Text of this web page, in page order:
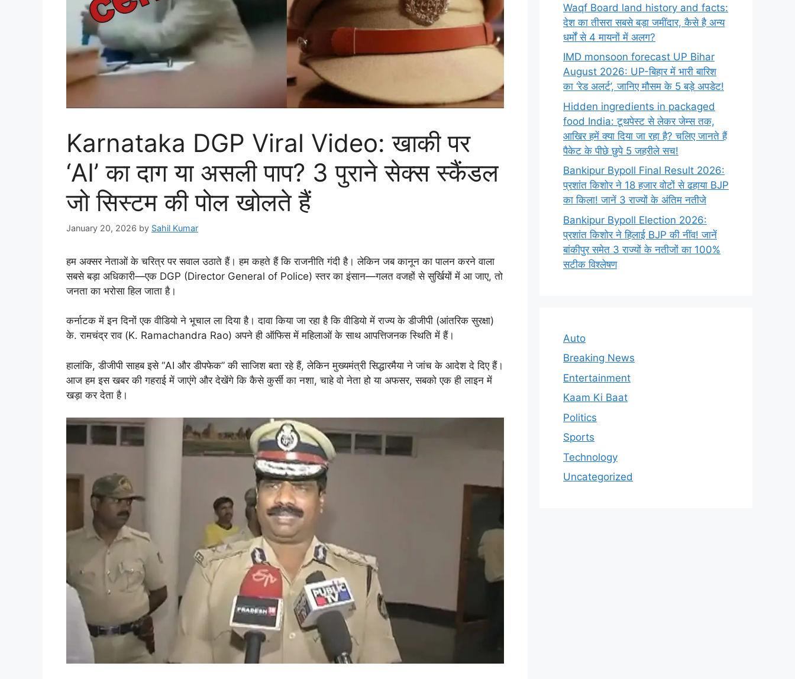
Karnataka DGP Viral Video: खाकी पर
‘AI’ का दाग या असली पाप? 3 पुराने सेक्स स्कैंडल
जो सिस्टम की पोल खोलते हैं
January 20, 2026 by Sahil Kumar
हम अक्सर नेताओं के चरित्र पर सवाल उठाते हैं। हम कहते हैं कि राजनीति गंदी है। लेकिन जब कानून का पालन करने वाला
सबसे बड़ा अधिकारी—एक DGP (Director General of Police) स्तर का इंसान—गलत वजहों से सुर्खियों में आ जाए, तो
जनता का भरोसा हिल जाता है।
कर्नाटक में इन दिनों एक वीडियो ने भूचाल ला दिया है। दावा किया जा रहा है कि वीडियो में राज्य के डीजीपी (आंतरिक सुरक्षा)
के. रामचंद्र राव (K. Ramachandra Rao) अपने ही ऑफिस में महिलाओं के साथ आपत्तिजनक स्थिति में हैं।
हालांकि, डीजीपी साहब इसे “AI और डीपफेक” की साजिश बता रहे हैं, लेकिन मुख्यमंत्री सिद्धारमैया ने जांच के आदेश दे दिए हैं।
आज हम इस खबर की गहराई में जाएंगे और देखेंगे कि कैसे कुर्सी का नशा, चाहे वो नेता हो या अफसर, सबको एक ही लाइन में
खड़ा कर देता है।
Waqf Board land history and facts:
देश का तीसरा सबसे बड़ा जमींदार, कैसे है अन्य
धर्मों से 4 मायनों में अलग?
IMD monsoon forecast UP Bihar
August 2026: UP-बिहार में भारी बारिश
का ‘रेड अलर्ट’, जानिए मौसम के 5 बड़े अपडेट!
Hidden ingredients in packaged
food India: टूथपेस्ट से लेकर जेम्स तक,
आखिर हमें क्या दिया जा रहा है? चलिए जानते हैं
पैकेट के पीछे छुपे 5 जहरीले सच!
Bankipur Bypoll Final Result 2026:
प्रशांत किशोर ने 18 हजार वोटों से ढहाया BJP
का किला! जानें 3 राज्यों के अंतिम नतीजे
Bankipur Bypoll Election 2026:
प्रशांत किशोर ने हिलाई BJP की नींव! जानें
बांकीपुर समेत 3 राज्यों के नतीजों का 100%
सटीक विश्लेषण
Auto
Breaking News
Entertainment
Kaam Ki Baat
Politics
Sports
Technology
Uncategorized